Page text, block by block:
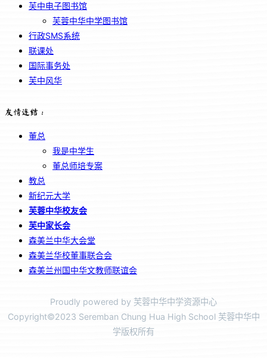
芙中电子图书馆
芙蓉中华中学图书馆
行政SMS系统
联课处
国际事务处
芙中风华
友情连结：
董总
我是中学生
董总师培专案
教总
新纪元大学
芙蓉中华校友会
芙中家长会
森美兰中华大会堂
森美兰华校董事联合会
森美兰州国中华文教师联谊会
Proudly powered by 芙蓉中华中学资源中心
Copyright©2023 Seremban Chung Hua High School 芙蓉中华中
学版权所有